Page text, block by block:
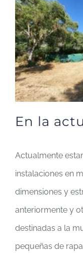
En la
Actualmente
instalaciones en
dimensiones y
anteriormente y
destinadas a la
pequeñas de